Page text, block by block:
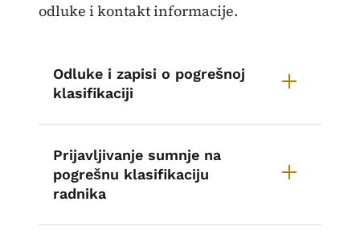
odluke i kontakt informacije.
Odluke i zapisi o pogrešnoj
klasifikaciji
Prijavljivanje sumnje na
pogrešnu klasifikaciju
radnika